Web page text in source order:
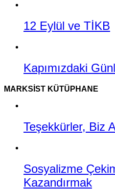
12 Eylül ve TİKB
Kapımızdaki
MARKSIST KÜTÜPHANE
Teşekkürler, Biz
Sosyalizme
Kazandırmak